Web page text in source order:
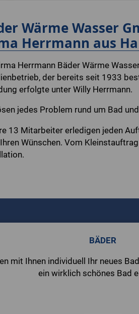
Wärme Wasser
Herrmann aus
Herrmann Bäder Wärme
der bereits seit 1933
erfolgte unter Willy Herrmann.
jedes Problem rund um Bad
13 Mitarbeiter erledigen jeden
Wünschen. Vom
BÄDER
mit Ihnen individuell Ihr neues
ein wirklich schönes Bad